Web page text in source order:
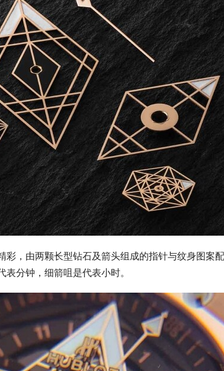
彩，由两颗长型钻石及箭头组成的指针与纹身图案
分钟，细箭咀是代表小时。